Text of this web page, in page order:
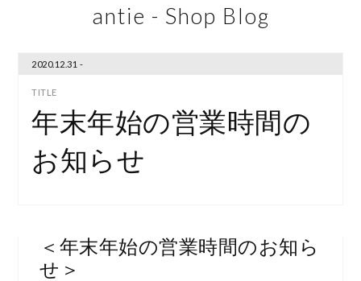
antie - Shop Blog
2020.12.31 -
年末年始の営業時間の
お知らせ
＜年末年始の営業時間のお知ら
せ＞